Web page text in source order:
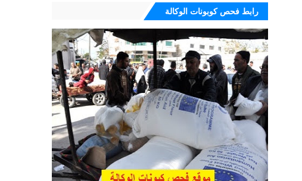
رابط فحص كوبونات الوكالة